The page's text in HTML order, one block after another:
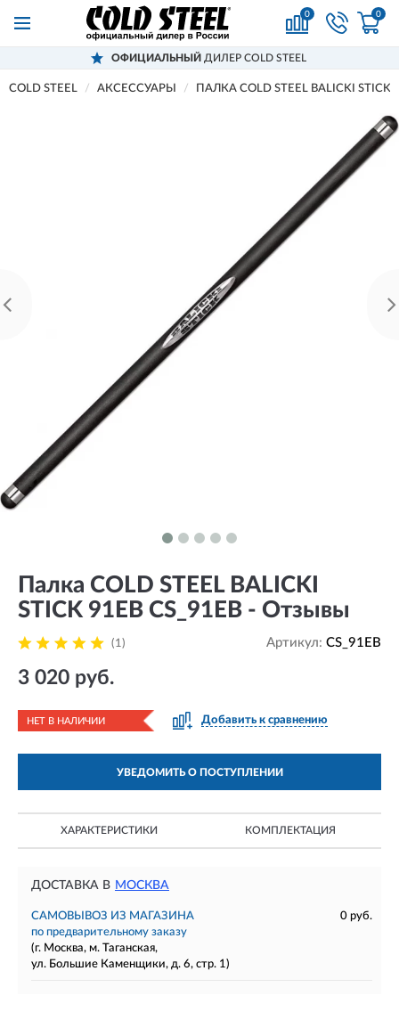
0 0
ОФИЦИАЛЬНЫЙДИЛЕР COLD STEEL
COLD STEEL АКСЕССУАРЫ ПАЛКА COLD STEEL BALICKI STICK
Палка COLD STEEL BALICKI
STICK 91EB CS_91EB - Отзывы
(1) Артикул: CS_91EB
3 020 руб.
НЕТ В НАЛИЧИИ Добавить к сравнению
УВЕДОМИТЬ О ПОСТУПЛЕНИИ
ХАРАКТЕРИСТИКИ КОМПЛЕКТАЦИЯ
ДОСТАВКА В МОСКВА
САМОВЫВОЗ ИЗ МАГАЗИНА
0 руб.
по предварительному заказу
(г. Москва, м. Таганская,
ул. Большие Каменщики, д. 6, стр. 1)